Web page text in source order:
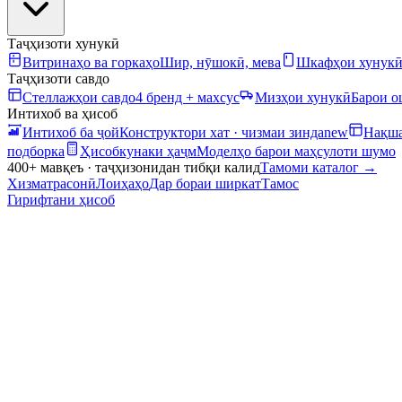
Таҷҳизоти хунукӣ
Витринаҳо ва горкаҳоШир, нӯшокӣ, мева Шкафҳои хунукӣ
Таҷҳизоти савдо
Стеллажҳои савдо4 бренд + махсус Мизҳои хунукӣБарои
Интихоб ва ҳисоб
Интихоб ба ҷойКонструктори хат · чизмаи зиндаnew
подборка
Ҳисобкунаки ҳаҷмМоделҳо барои маҳсулоти шумо
400+ мавқеъ · таҷҳизонидан тибқи калидТамоми каталог →
ХизматрасонӣЛоиҳаҳоДар бораи ширкатТамос
Гирифтани ҳисоб